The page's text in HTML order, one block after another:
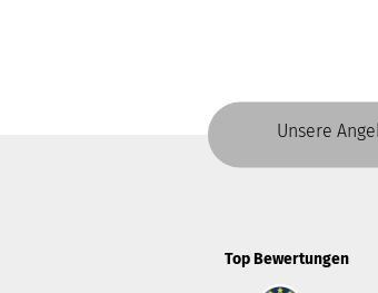
Unsere
Top Bewertungen